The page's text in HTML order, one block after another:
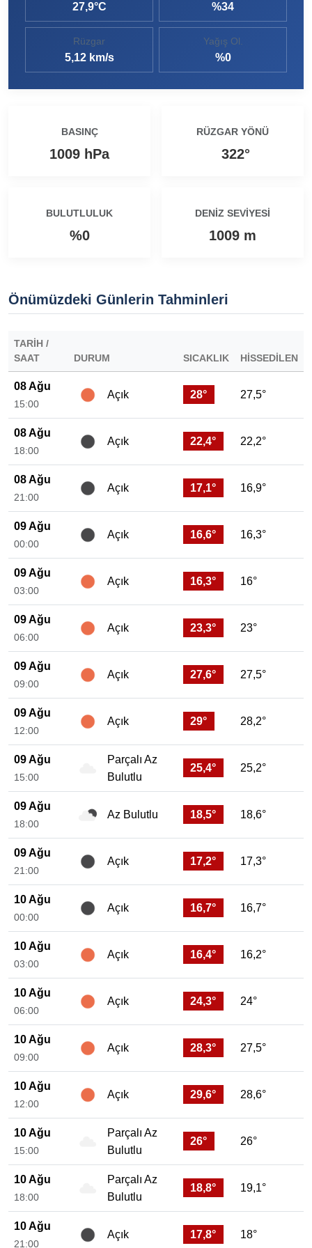
Ezine MEM Öğrencileri Otomotiv Sektörünü Yerinde İnceledi
10:45 |
27,9°C %34
Rüzgar
5,12 km/s
Yağış Ol.
%0
BASINÇ
1009 hPa
RÜZGAR YÖNÜ
322°
BULUTLULUK
%0
DENIZ SEVIYESI
1009 m
Önümüzdeki Günlerin Tahminleri
TARIH /
SAAT
DURUM SICAKLIK HISSEDILEN
08 Ağu
15:00
Açık 28° 27,5°
08 Ağu
18:00
Açık 22,4° 22,2°
08 Ağu
21:00
Açık 17,1° 16,9°
09 Ağu
00:00
Açık 16,6° 16,3°
09 Ağu
03:00
Açık 16,3° 16°
09 Ağu
06:00
Açık 23,3° 23°
09 Ağu
09:00
Açık 27,6° 27,5°
09 Ağu
12:00
Açık 29° 28,2°
09 Ağu
15:00
Parçalı Az
Bulutlu
25,4° 25,2°
09 Ağu
18:00
Az Bulutlu 18,5° 18,6°
09 Ağu
21:00
Açık 17,2° 17,3°
10 Ağu
00:00
Açık 16,7° 16,7°
10 Ağu
03:00
Açık 16,4° 16,2°
10 Ağu
06:00
Açık 24,3° 24°
10 Ağu
09:00
Açık 28,3° 27,5°
10 Ağu
12:00
Açık 29,6° 28,6°
10 Ağu
15:00
Parçalı Az
Bulutlu
26° 26°
10 Ağu
18:00
Parçalı Az
Bulutlu
18,8° 19,1°
10 Ağu
21:00
Açık 17,8° 18°